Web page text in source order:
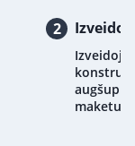
2
maketu